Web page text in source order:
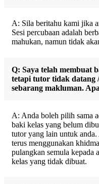
A: Sila beritahu kami jika
Sesi percubaan adalah
mahukan, namun tidak
Q: Saya telah membuat
tetapi tutor tidak datang
sebarang makluman.
A: Anda boleh pilih sama
baki kelas yang belum
tutor yang lain untuk
terus menggunakan
pulangkan semula kepada
kelas yang tidak dibuat.